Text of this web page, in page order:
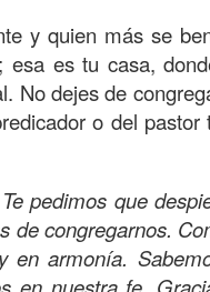
y quien más se
esa es tu casa,
No dejes de
o del
pedimos que
de congregarnos.
en armonía.
en mostrar la
dando de lo
con evasivas;
puertas de tu
que incluso
que he estado